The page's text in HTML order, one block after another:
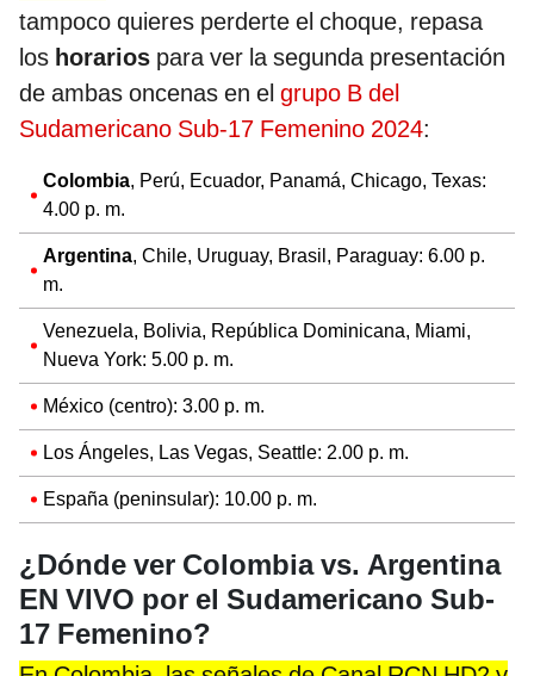
tampoco quieres perderte el choque, repasa
los horarios para ver la segunda presentación
de ambas oncenas en el grupo B del
Sudamericano Sub-17 Femenino 2024:
Colombia, Perú, Ecuador, Panamá, Chicago, Texas:
4.00 p. m.
Argentina, Chile, Uruguay, Brasil, Paraguay: 6.00 p.
m.
Venezuela, Bolivia, República Dominicana, Miami,
Nueva York: 5.00 p. m.
México (centro): 3.00 p. m.
Los Ángeles, Las Vegas, Seattle: 2.00 p. m.
España (peninsular): 10.00 p. m.
¿Dónde ver Colombia vs. Argentina
EN VIVO por el Sudamericano Sub-
17 Femenino?